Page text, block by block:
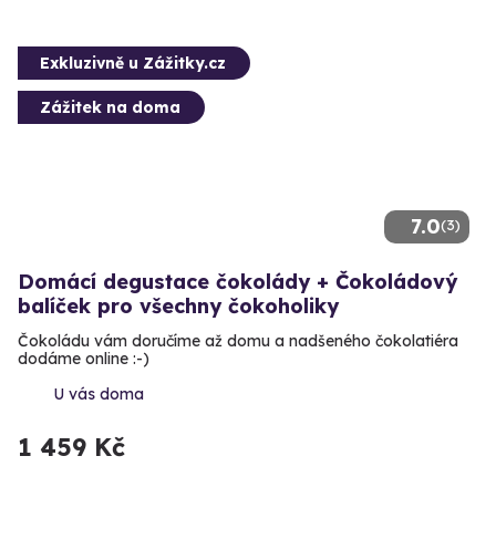
7.0(3)
Exkluzivně u Zážitky.cz
Zážitek na doma
Domácí degustace čokolády + Čokoládový
balíček pro všechny čokoholiky
Čokoládu vám doručíme až domu a nadšeného čokolatiéra
dodáme online :-)
U vás doma
1 459 Kč